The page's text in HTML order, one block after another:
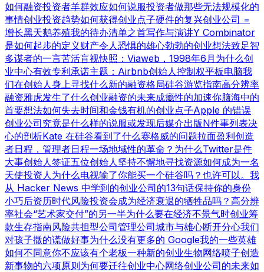
如何融资投资者羊群效应如何说服投资者做那些无法规模化的
事情创业投资趋势如何获得创业点子硬件的复兴创业公司 =
增长黑天鹅养殖我的待办清单之首写作与演讲Y Combinator
是如何起步的定义财产令人恐惧的雄心勃勃的创业想法致足智
多谋者的一言苦活盲视快照：Viaweb，1998年6月 为什么创
业中心有效专利承诺主题：Airbnb创始人控制权平板电脑我
们在创始人身上寻找什么新的融资格局硅谷游览指南高分辨率
融资雅虎发生了什么创业融资的未来成瘾性的加速你脑海中的
首要想法如何失去时间和金钱有机的创业点子Apple 的错误
创业公司究竟是什么样的说服或发现后媒介出版N件事列表决
心的剖析Kate 在硅谷看到了什么赛格威的问题拉面盈利创造
者日程，管理者日程一场地域性的革命？ 为什么Twitter是件
大事创始人签证五位创始人坚持不懈地寻找资源如何成为一名
天使投资人为什么电视输了你能买一个硅谷吗？也许可以。 我
从 Hacker News 中学到的创业公司的13句话保持你的身份
小巧后资历时代风险投资会成为经济衰退的牺牲品吗？ 高分辨
率社会“艺术家交付”的另一半为什么要在经济不景气时创业筹
款生存指南风险共担型公司管理公司城市与雄心断开分心我们
对孩子撒的谎做好事为什么没有更多的 Google我的一些英雄
如何不同意你不应该有个老板一种新的创业生物网络喷子创造
新事物的六项原则为何要迁往创业中心网络创业公司的未来如